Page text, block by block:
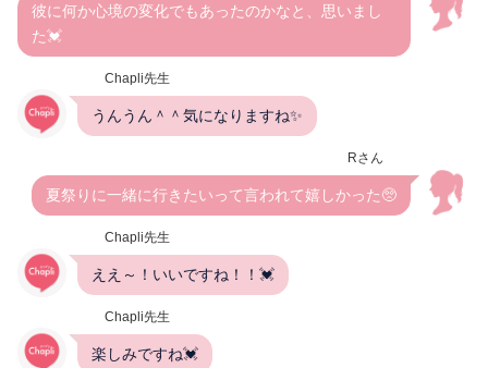
彼に何か心境の変化でもあったのかなと、思いまし
た💓
Chapli先生
うんうん＾＾気になりますね✨
Rさん
夏祭りに一緒に行きたいって言われて嬉しかった🥺
Chapli先生
ええ～！いいですね！！💓
Chapli先生
楽しみですね💓